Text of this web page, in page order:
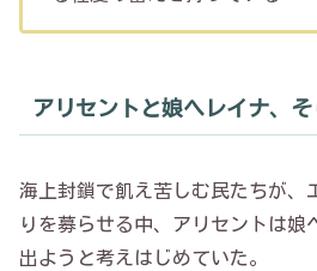
アリセントと娘ヘレイナ、
海上封鎖で飢え苦しむ民たちが、
りを募らせる中、アリセントは娘
出ようと考えはじめていた。